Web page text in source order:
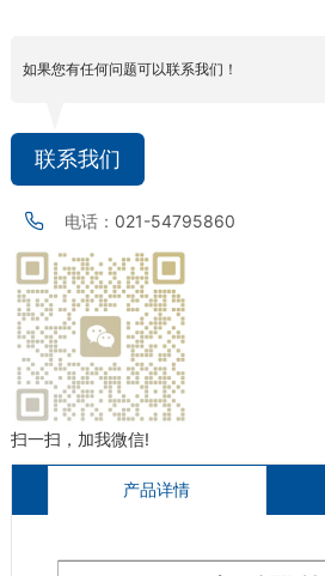
如果您有任何问题可以联系我们！
联系我们
电话： 021-54795860
扫一扫，加我微信!
产品详情